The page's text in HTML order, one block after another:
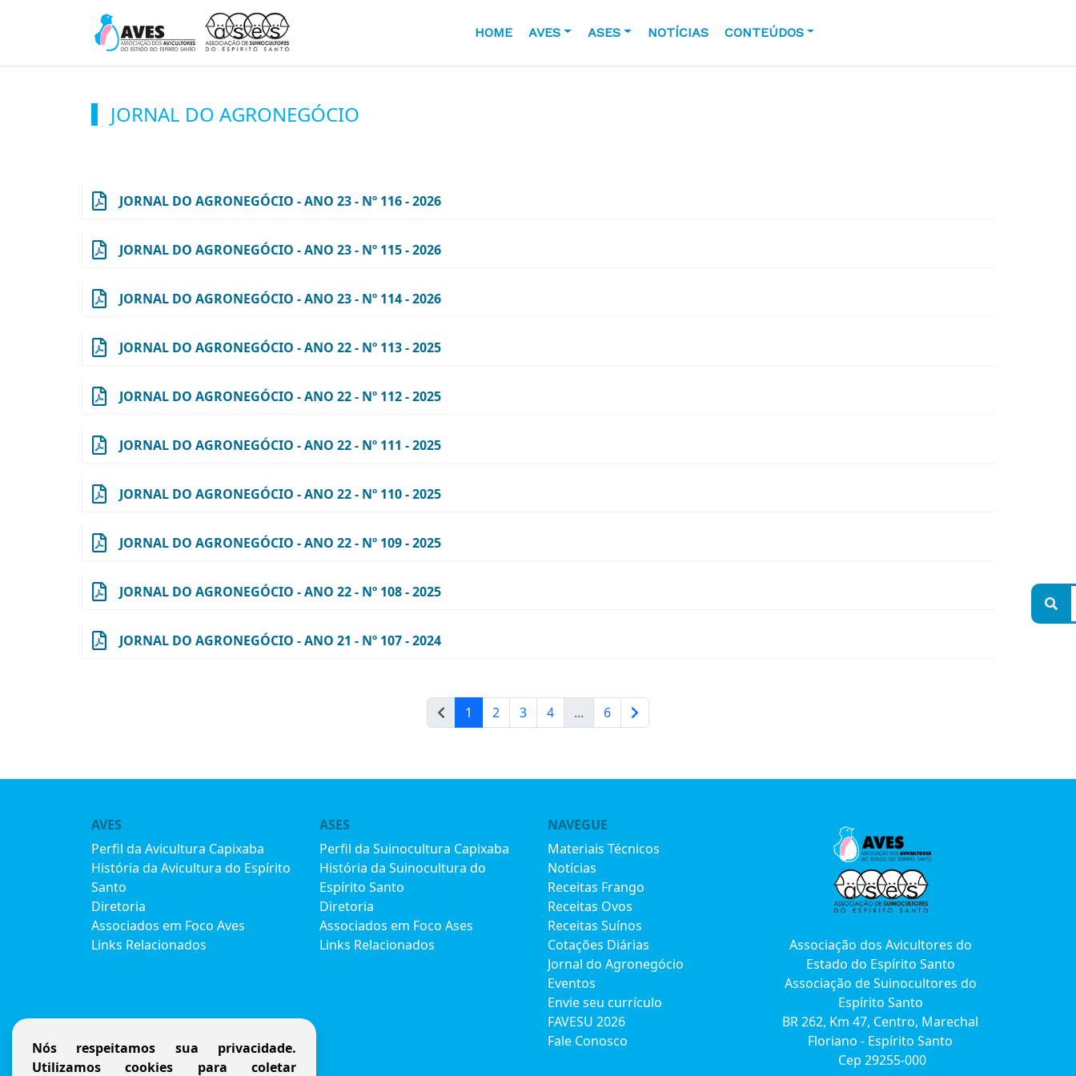
HOME AVES ASES NOTÍCIAS CONTEÚDOS
JORNAL DO AGRONEGÓCIO
JORNAL DO AGRONEGÓCIO - ANO 23 - Nº 116 - 2026
JORNAL DO AGRONEGÓCIO - ANO 23 - Nº 115 - 2026
JORNAL DO AGRONEGÓCIO - ANO 23 - Nº 114 - 2026
JORNAL DO AGRONEGÓCIO - ANO 22 - Nº 113 - 2025
JORNAL DO AGRONEGÓCIO - ANO 22 - Nº 112 - 2025
JORNAL DO AGRONEGÓCIO - ANO 22 - Nº 111 - 2025
JORNAL DO AGRONEGÓCIO - ANO 22 - Nº 110 - 2025
JORNAL DO AGRONEGÓCIO - ANO 22 - Nº 109 - 2025
JORNAL DO AGRONEGÓCIO - ANO 22 - Nº 108 - 2025
JORNAL DO AGRONEGÓCIO - ANO 21 - Nº 107 - 2024
1 2 3 4 ... 6
AVES
Perfil da Avicultura Capixaba
História da Avicultura do Espírito
Santo
Diretoria
Associados em Foco Aves
Links Relacionados
ASES
Perfil da Suinocultura Capixaba
História da Suinocultura do
Espírito Santo
Diretoria
Associados em Foco Ases
Links Relacionados
NAVEGUE
Materiais Técnicos
Notícias
Receitas Frango
Receitas Ovos
Receitas Suínos
Cotações Diárias
Jornal do Agronegócio
Eventos
Envie seu currículo
FAVESU 2026
Fale Conosco
Associação dos Avicultores do
Estado do Espírito Santo
Associação de Suinocultores do
Espírito Santo
BR 262, Km 47, Centro, Marechal
Floriano - Espírito Santo
Cep 29255-000
Nós respeitamos sua privacidade.
Utilizamos cookies para coletar